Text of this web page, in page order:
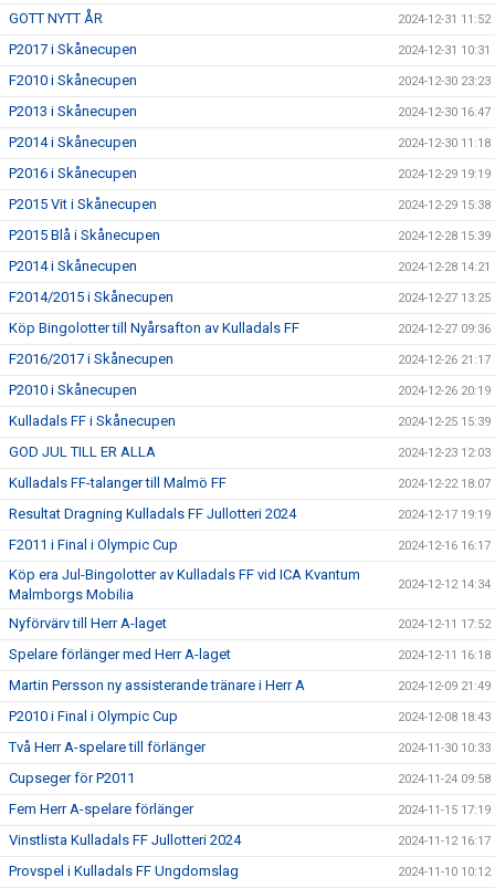
GOTT NYTT ÅR 2024-12-31 11:52
P2017 i Skånecupen 2024-12-31 10:31
F2010 i Skånecupen 2024-12-30 23:23
P2013 i Skånecupen 2024-12-30 16:47
P2014 i Skånecupen 2024-12-30 11:18
P2016 i Skånecupen 2024-12-29 19:19
P2015 Vit i Skånecupen 2024-12-29 15:38
P2015 Blå i Skånecupen 2024-12-28 15:39
P2014 i Skånecupen 2024-12-28 14:21
F2014/2015 i Skånecupen 2024-12-27 13:25
Köp Bingolotter till Nyårsafton av Kulladals FF 2024-12-27 09:36
F2016/2017 i Skånecupen 2024-12-26 21:17
P2010 i Skånecupen 2024-12-26 20:19
Kulladals FF i Skånecupen 2024-12-25 15:39
GOD JUL TILL ER ALLA 2024-12-23 12:03
Kulladals FF-talanger till Malmö FF 2024-12-22 18:07
Resultat Dragning Kulladals FF Jullotteri 2024 2024-12-17 19:19
F2011 i Final i Olympic Cup 2024-12-16 16:17
Köp era Jul-Bingolotter av Kulladals FF vid ICA Kvantum
Malmborgs Mobilia
2024-12-12 14:34
Nyförvärv till Herr A-laget 2024-12-11 17:52
Spelare förlänger med Herr A-laget 2024-12-11 16:18
Martin Persson ny assisterande tränare i Herr A 2024-12-09 21:49
P2010 i Final i Olympic Cup 2024-12-08 18:43
Två Herr A-spelare till förlänger 2024-11-30 10:33
Cupseger för P2011 2024-11-24 09:58
Fem Herr A-spelare förlänger 2024-11-15 17:19
Vinstlista Kulladals FF Jullotteri 2024 2024-11-12 16:17
Provspel i Kulladals FF Ungdomslag 2024-11-10 10:12